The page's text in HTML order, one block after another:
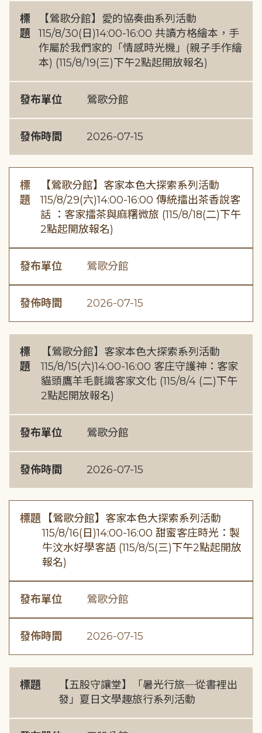
標
題
【鶯歌分館】愛的協奏曲系列活動
115/8/30(日)14:00-16:00 共讀方格繪本，手
作屬於我們家的「情感時光機」(親子手作繪
本) (115/8/19(三)下午2點起開放報名)
發布單位 鶯歌分館
發佈時間 2026-07-15
標
題
【鶯歌分館】客家本色大探索系列活動
115/8/29(六)14:00-16:00 傳統擂出茶香說客
話 ：客家擂茶與麻糬微旅 (115/8/18(二)下午
2點起開放報名)
發布單位 鶯歌分館
發佈時間 2026-07-15
標
題
【鶯歌分館】客家本色大探索系列活動
115/8/15(六)14:00-16:00 客庄守護神：客家
貓頭鷹羊毛氈識客家文化 (115/8/4 (二)下午
2點起開放報名)
發布單位 鶯歌分館
發佈時間 2026-07-15
標題 【鶯歌分館】客家本色大探索系列活動
115/8/16(日)14:00-16:00 甜蜜客庄時光：製
牛汶水好學客語 (115/8/5(三)下午2點起開放
報名)
發布單位 鶯歌分館
發佈時間 2026-07-15
標題
【五股守讓堂】「暑光行旅─從書裡出
發」夏日文學趣旅行系列活動